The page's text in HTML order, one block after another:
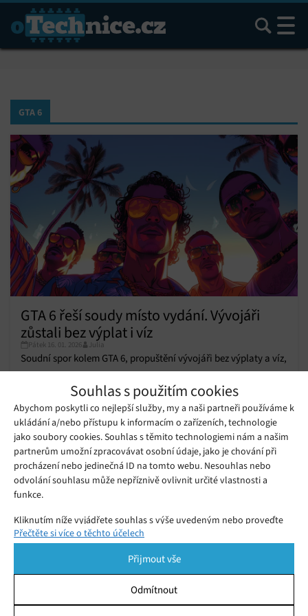
Souhlas s použitím cookies
Abychom poskytli co nejlepší služby, my a naši partneři používáme k
ukládání a/nebo přístupu k informacím o zařízeních, technologie
jako soubory cookies. Souhlas s těmito technologiemi nám a našim
partnerům umožní zpracovávat osobní údaje, jako je chování při
procházení nebo jedinečná ID na tomto webu. Nesouhlas nebo
odvolání souhlasu může nepříznivě ovlivnit určité vlastnosti a
funkce.
Kliknutím níže vyjádřete souhlas s výše uvedeným nebo proveďte
podrobnější rozhodnutí. Vaše volby budou použity pouze na tomto
pomocí přepínačů v Zásadách cookies nebo kliknutím na tlačítko
Spravovat souhlas ve spodní části obrazovky.
Přečtěte si více o těchto účelech
Přijmout vše
Odmítnout
Hledat
GTA 6
GTA 6 řeší soudy místo vydání. Vývojáři
zůstali bez výplat i víz
Pátek 16. 01. 2026 Julia
Soudní spor kolem GTA 6, propuštění vývojáři bez výplaty a víz,
Podívejte se na nejnovější trailer
Grand Theft Auto 6
Středa 07. 05. 2025 Samuel
Vývoj Grand Theft Auto 6 už je v plném